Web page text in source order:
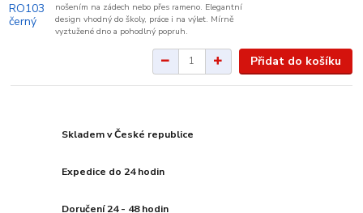
nošením na zádech nebo přes rameno. Elegantní
design vhodný do školy, práce i na výlet. Mírně
vyztužené dno a pohodlný popruh.
Přidat do košíku
Skladem v České republice
Expedice do 24 hodin
Doručení 24 - 48 hodin